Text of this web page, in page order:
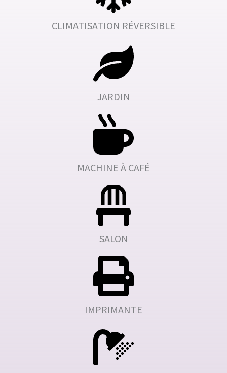
CLIMATISATION RÉVERSIBLE
JARDIN
MACHINE À CAFÉ
SALON
IMPRIMANTE